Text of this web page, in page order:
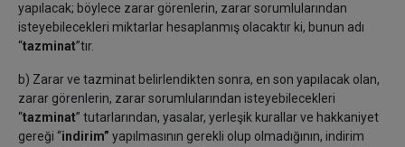
yapılacak; böylece zarar görenlerin, zarar sorumlularından
isteyebilecekleri miktarlar hesaplanmış olacaktır ki, bunun adı
“tazminat”tır.
b) Zarar ve tazminat belirlendikten sonra, en son yapılacak olan,
zarar görenlerin, zarar sorumlularından isteyebilecekleri
“tazminat” tutarlarından, yasalar, yerleşik kurallar ve hakkaniyet
gereği “indirim” yapılmasının gerekli olup olmadığının, indirim